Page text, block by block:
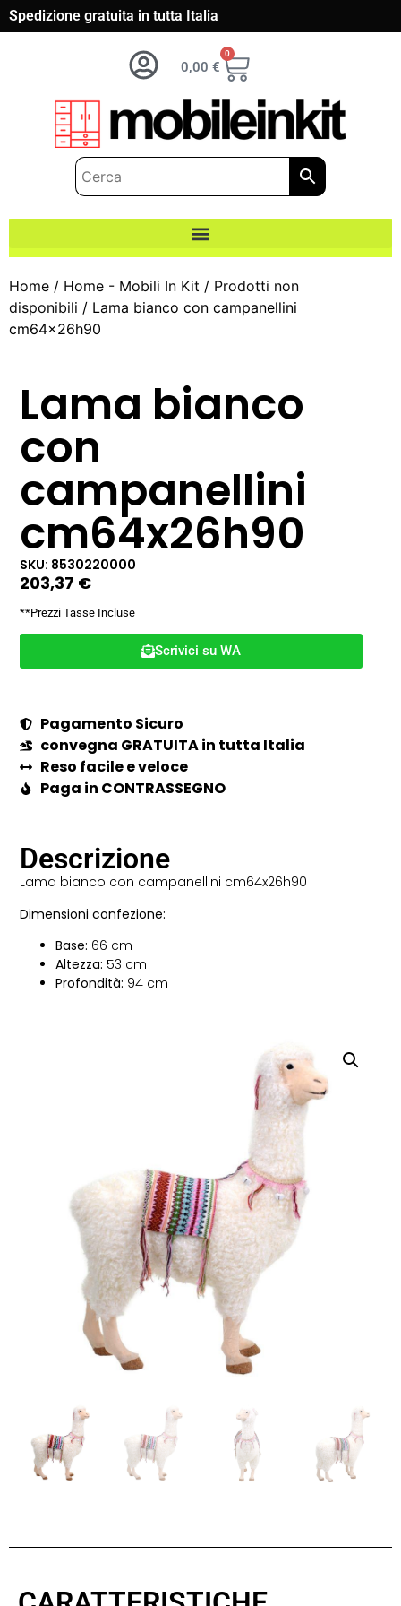
Spedizione gratuita in tutta Italia
0,00 €
0
Home / Home - Mobili In Kit / Prodotti non
disponibili / Lama bianco con campanellini
cm64x26h90
Lama bianco
con
campanellini
cm64x26h90
SKU: 8530220000
203,37 €
**Prezzi Tasse Incluse
Scrivici su WA
Pagamento Sicuro
convegna GRATUITA in tutta Italia
Reso facile e veloce
Paga in CONTRASSEGNO
Descrizione
Lama bianco con campanellini cm64x26h90
Dimensioni confezione:
Base: 66 cm
Altezza: 53 cm
Profondità: 94 cm